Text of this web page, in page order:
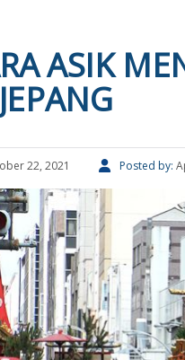
ASIK
22, 2021 Posted by: